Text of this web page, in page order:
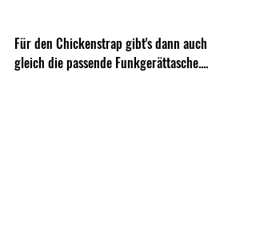
Für den Chickenstrap gibt's dann auch
gleich die passende Funkgerättasche....